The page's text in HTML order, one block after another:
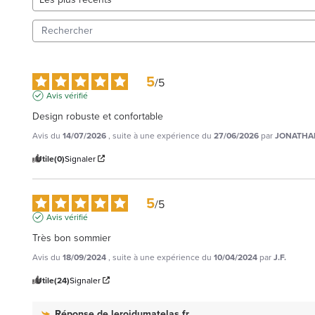
5/5
Avis vérifié
Design robuste et confortable
Avis du 14/07/2026, suite à une expérience du 27/06/2026 par
Utile(0)Signaler
5/5
Avis vérifié
Très bon sommier
Avis du 18/09/2024, suite à une expérience du 10/04/2024 parJ.F.
Utile(24)Signaler